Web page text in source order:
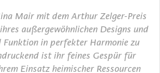
Mair mit dem Arthur Zelger-Preis
außergewöhnlichen Designs und
in perfekter Harmonie zu
ist ihr feines Gespür für
Einsatz heimischer Ressourcen